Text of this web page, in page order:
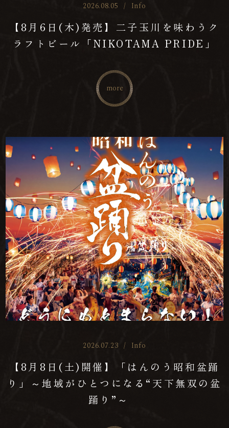
2026.08.05 / Info
【8月6日(木)発売】二子玉川を味わうク
ラフトビール「NIKOTAMA PRIDE」
more
2026.07.23 / Info
【8月8日(土)開催】「はんのう昭和盆踊
り」～地域がひとつになる“天下無双の盆
踊り”～